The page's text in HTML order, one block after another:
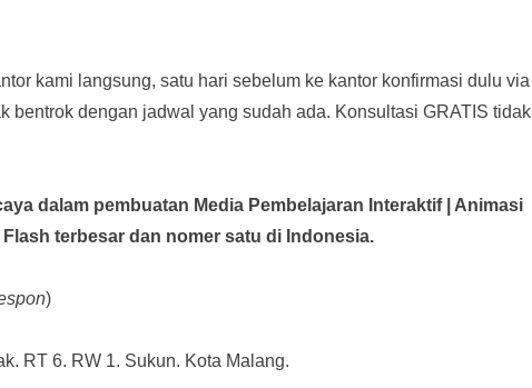
kami langsung, satu hari sebelum ke kantor konfirmasi dulu via
bentrok dengan jadwal yang sudah ada. Konsultasi GRATIS tidak
dalam pembuatan Media Pembelajaran Interaktif| Animasi
Flash terbesar dan nomer satu di Indonesia.
)
RT 6. RW 1. Sukun. Kota Malang.